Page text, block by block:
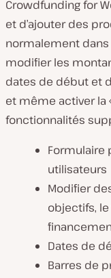
Crowdfunding for
et d’ajouter des
normalement dans
modifier les
dates de début et
et même activer la
fonctionnalités
Formulaire
utilisateurs
Modifier
objectifs,
Dates de
Barres de